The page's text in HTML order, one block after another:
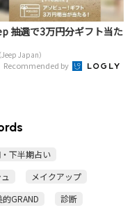
抽選で3万円分ギフト当た
Jeep Japan）
Recommended by
下半期占い
メイクアップ
的GRAND
診断